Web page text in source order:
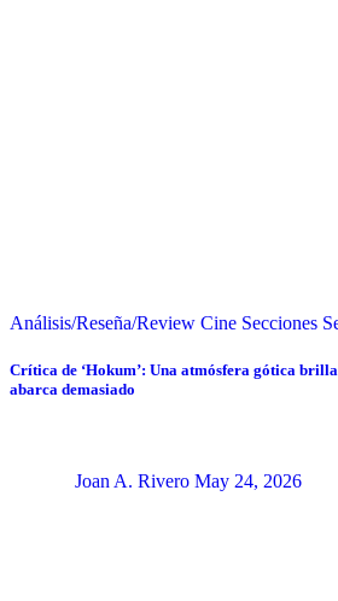
Análisis/Reseña/Review Cine Secciones
Crítica de ‘Hokum’: Una atmósfera gótica
abarca demasiado
Joan A. Rivero May 24, 2026